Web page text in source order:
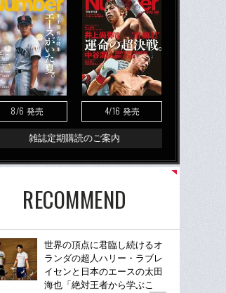
8/6 発売 4/16 発売
雑誌定期購読のご案内
RECOMMEND
世界の頂点に君臨し続けるオ
ランダの超人ハリー・ラブレ
イセンと日本のエースの太田
海也「絶対王者から学ぶこ